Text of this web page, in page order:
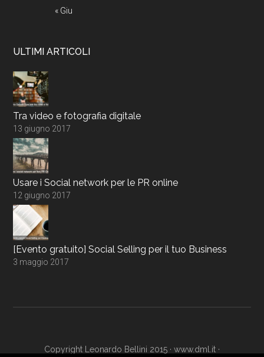
« Giu
ULTIMI ARTICOLI
Tra video e fotografia digitale
13 giugno 2017
Usare i Social network per le PR online
12 giugno 2017
[Evento gratuito] Social Selling per il tuo Business
3 maggio 2017
Copyright Leonardo Bellini 2015 · www.dml.it ·